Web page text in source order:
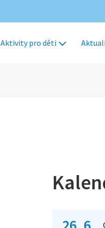
Aktivity pro děti